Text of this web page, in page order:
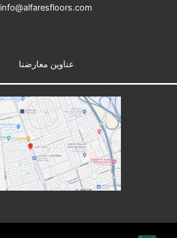
info@alfaresfloors.com
عناوين معارضنا